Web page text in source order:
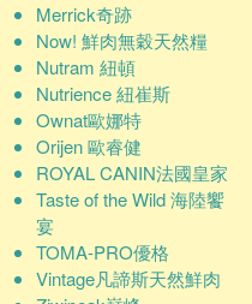
Merrick奇跡
Now! 鮮肉無穀天然糧
Nutram 紐頓
Nutrience 紐崔斯
Ownat歐娜特
Orijen 歐睿健
ROYAL CANIN法國皇家
Taste of the Wild 海陸饗
宴
TOMA-PRO優格
Vintage凡諦斯天然鮮肉